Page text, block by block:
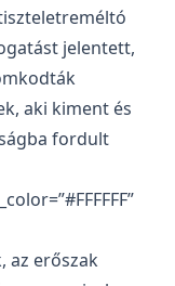
jelentett,
aki kiment és
fordult
az erőszak